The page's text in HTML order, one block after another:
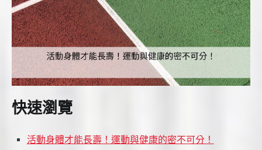
快速瀏覽
活動身體才能長壽！運動與健康的密不可分！